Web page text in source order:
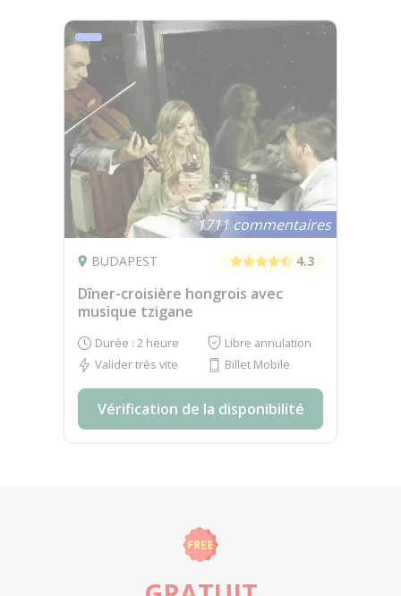
1711 commentaires
BUDAPEST 4.3
Dîner-croisière hongrois avec
musique tzigane
Durée : 2 heure
Libre annulation
Valider très vite
Billet Mobile
Vérification de la disponibilité